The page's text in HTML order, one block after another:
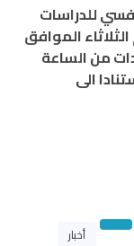
للدراسات
2024-2025 في يوم الثلاثاء الموافق
بدات من الساعة
الى
أخبار